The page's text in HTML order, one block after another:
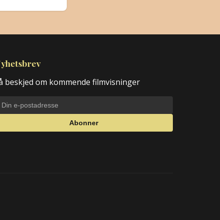
beskjed om kommende filmvisninger
Abonner